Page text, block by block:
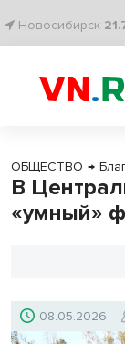
Новосибирск
ОБЩЕСТВО →
В
«умный»
08.05.2026